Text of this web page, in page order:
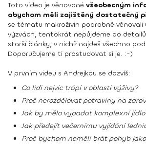
Toto video je věnované všeobecným
abychom měli zajištěný dostatečný
se tématu makroživin podrobně věnovali
výzvách, tentokrát nepůjdeme do
starší články, v nichž najdeš všechno
Doporučujeme ti prostudovat si je. :-)
V prvním videu s Andrejkou se dozvíš:
Co lidi nejvíc trápí v oblasti výživy?
Proč nerozdělovat potraviny na
Jak by mělo vypadat komplexní
Jak předejít večernímu vyjídání
Proč bychom neměli brát pohyb